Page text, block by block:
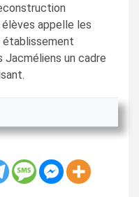
appelle les
établissement
Jacméliens un cadre